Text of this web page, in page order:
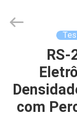
PRODUTOS
ouro
fornecedor.
Guangdong Hongtuo
Reserved.
Developed
RS-
com